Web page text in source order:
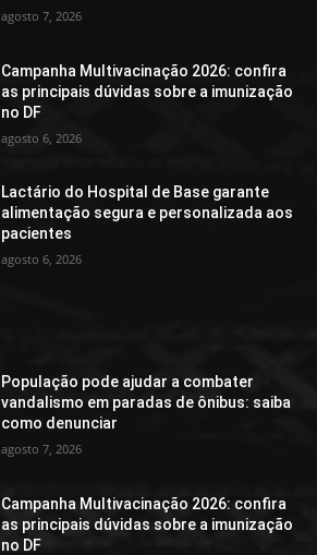
agosto 7, 2026
Campanha Multivacinação 2026: confira
as principais dúvidas sobre a imunização
no DF
agosto 6, 2026
Lactário do Hospital de Base garante
alimentação segura e personalizada aos
pacientes
agosto 6, 2026
População pode ajudar a combater
vandalismo em paradas de ônibus: saiba
como denunciar
agosto 7, 2026
Campanha Multivacinação 2026: confira
as principais dúvidas sobre a imunização
no DF